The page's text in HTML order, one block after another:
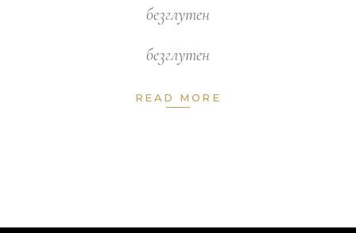
безглутен
безглутен
READ MORE